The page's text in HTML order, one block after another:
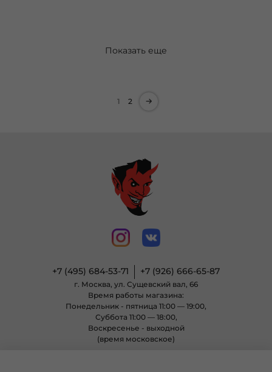
Показать еще
1 2
+7 (495) 684-53-71 +7 (926) 666-65-87
г. Москва, ул. Сущевский вал, 66
Время работы магазина:
Понедельник - пятница 11:00 — 19:00,
Суббота 11:00 — 18:00,
Воскресенье - выходной
(время московское)